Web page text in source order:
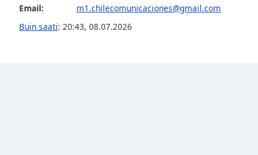
Background
Email:
m1.chilecomunicaciones@gmail.com
Buin saati: 20:43, 08.07.2026